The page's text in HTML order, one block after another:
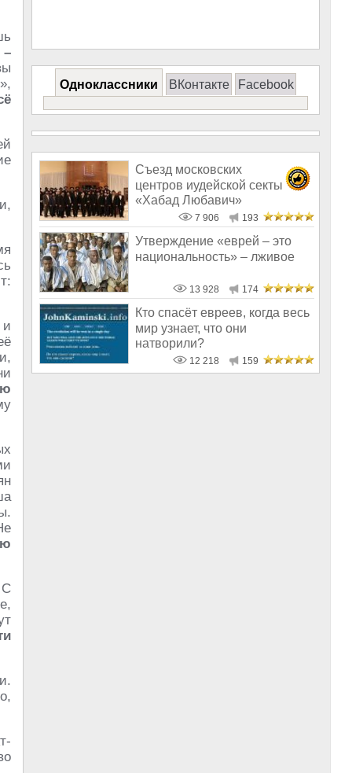
–
С
Одноклассники ВКонтакте Facebook
Съезд московских
центров иудейской секты
«Хабад Любавич»
7 906 193
Утверждение «еврей – это
национальность» – лживое
13 928 174
Кто спасёт евреев, когда весь
мир узнает, что они
натворили?
12 218 159